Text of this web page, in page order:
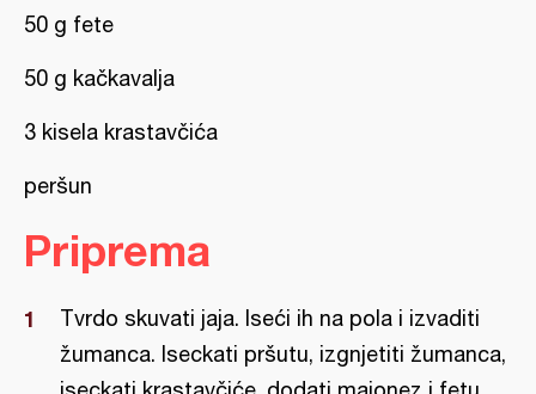
50 g fete
50 g kačkavalja
3 kisela krastavčića
peršun
Priprema
Tvrdo skuvati jaja. Iseći ih na pola i izvaditi
žumanca. Iseckati pršutu, izgnjetiti žumanca,